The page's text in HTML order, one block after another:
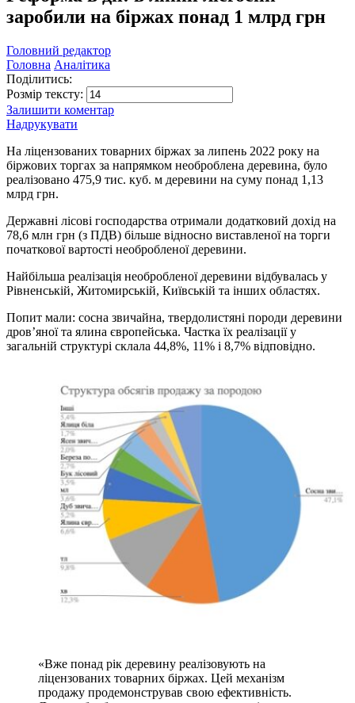
заробили на біржах понад 1 млрд грн
Головний редактор
Головна Аналітика
Поділитись:
Розмір тексту:
Залишити коментар
Надрукувати
На ліцензованих товарних біржах за липень 2022 року на
біржових торгах за напрямком необроблена деревина, було
реалізовано 475,9 тис. куб. м деревини на суму понад 1,13
млрд грн.
Державні лісові господарства отримали додатковий дохід на
78,6 млн грн (з ПДВ) більше відносно виставленої на торги
початкової вартості необробленої деревини.
Найбільша реалізація необробленої деревини відбувалась у
Рівненській, Житомирській, Київській та інших областях.
Попит мали: сосна звичайна, твердолистяні породи деревини
дров’яної та ялина європейська. Частка їх реалізації у
загальній структурі склала 44,8%, 11% і 8,7% відповідно.
«Вже понад рік деревину реалізовують на
ліцензованих товарних біржах. Цей механізм
продажу продемонстрував свою ефективність.